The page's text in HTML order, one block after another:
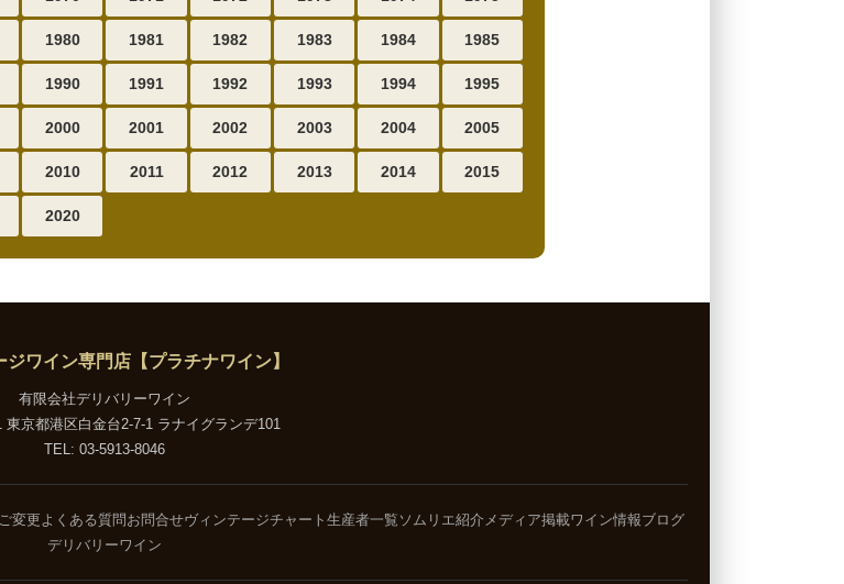
1980 1981 1982 1983 1984 1985
1990 1991 1992 1993 1994 1995
2000 2001 2002 2003 2004 2005
2010 2011 2012 2013 2014 2015
2020
ジワイン専門店【プラチナワイン】
有限会社デリバリーワイン
東京都港区白金台2-7-1 ラナイグランデ101
TEL: 03-5913-8046
変更よくある質問 お問合せヴィンテージチャート 生産者一覧 ソムリエ紹介 メディア掲載ワイン情報ブログ
デリバリーワイン